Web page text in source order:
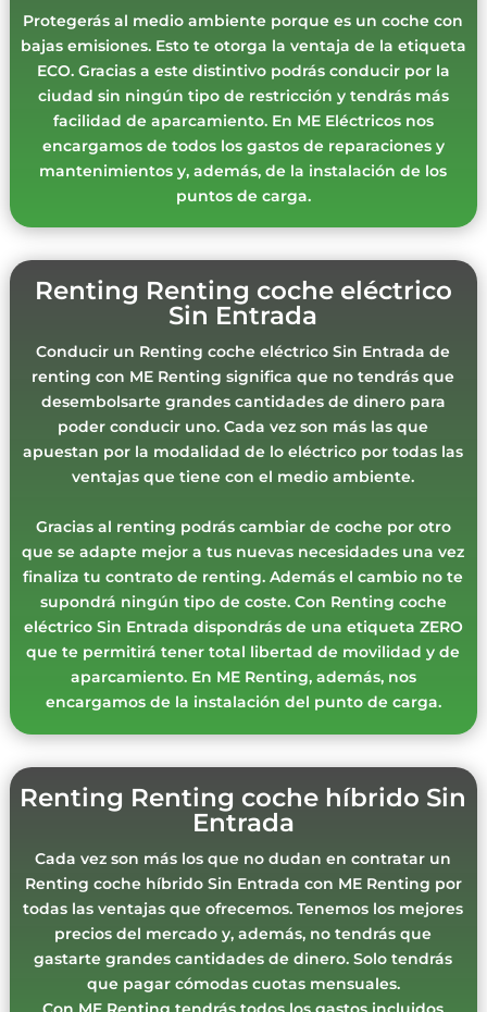
Protegerás al medio ambiente porque es un coche con
bajas emisiones. Esto te otorga la ventaja de la etiqueta
ECO. Gracias a este distintivo podrás conducir por la
ciudad sin ningún tipo de restricción y tendrás más
facilidad de aparcamiento. En ME Eléctricos nos
encargamos de todos los gastos de reparaciones y
mantenimientos y, además, de la instalación de los
puntos de carga.
Renting Renting coche eléctrico
Sin Entrada
Conducir un Renting coche eléctrico Sin Entrada de
renting con ME Renting significa que no tendrás que
desembolsarte grandes cantidades de dinero para
poder conducir uno. Cada vez son más las que
apuestan por la modalidad de lo eléctrico por todas las
ventajas que tiene con el medio ambiente.
Gracias al renting podrás cambiar de coche por otro
que se adapte mejor a tus nuevas necesidades una vez
finaliza tu contrato de renting. Además el cambio no te
supondrá ningún tipo de coste. Con Renting coche
eléctrico Sin Entrada dispondrás de una etiqueta ZERO
que te permitirá tener total libertad de movilidad y de
aparcamiento. En ME Renting, además, nos
encargamos de la instalación del punto de carga.
Renting Renting coche híbrido Sin
Entrada
Cada vez son más los que no dudan en contratar un
Renting coche híbrido Sin Entrada con ME Renting por
todas las ventajas que ofrecemos. Tenemos los mejores
precios del mercado y, además, no tendrás que
gastarte grandes cantidades de dinero. Solo tendrás
que pagar cómodas cuotas mensuales.